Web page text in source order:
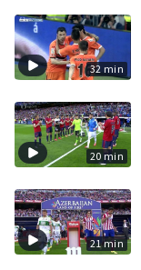
32 min
20 min
21 min